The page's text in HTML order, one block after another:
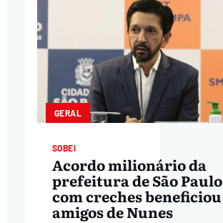
GERAL
SOBEI
Acordo milionário da
prefeitura de São Paulo
com creches beneficiou
amigos de Nunes